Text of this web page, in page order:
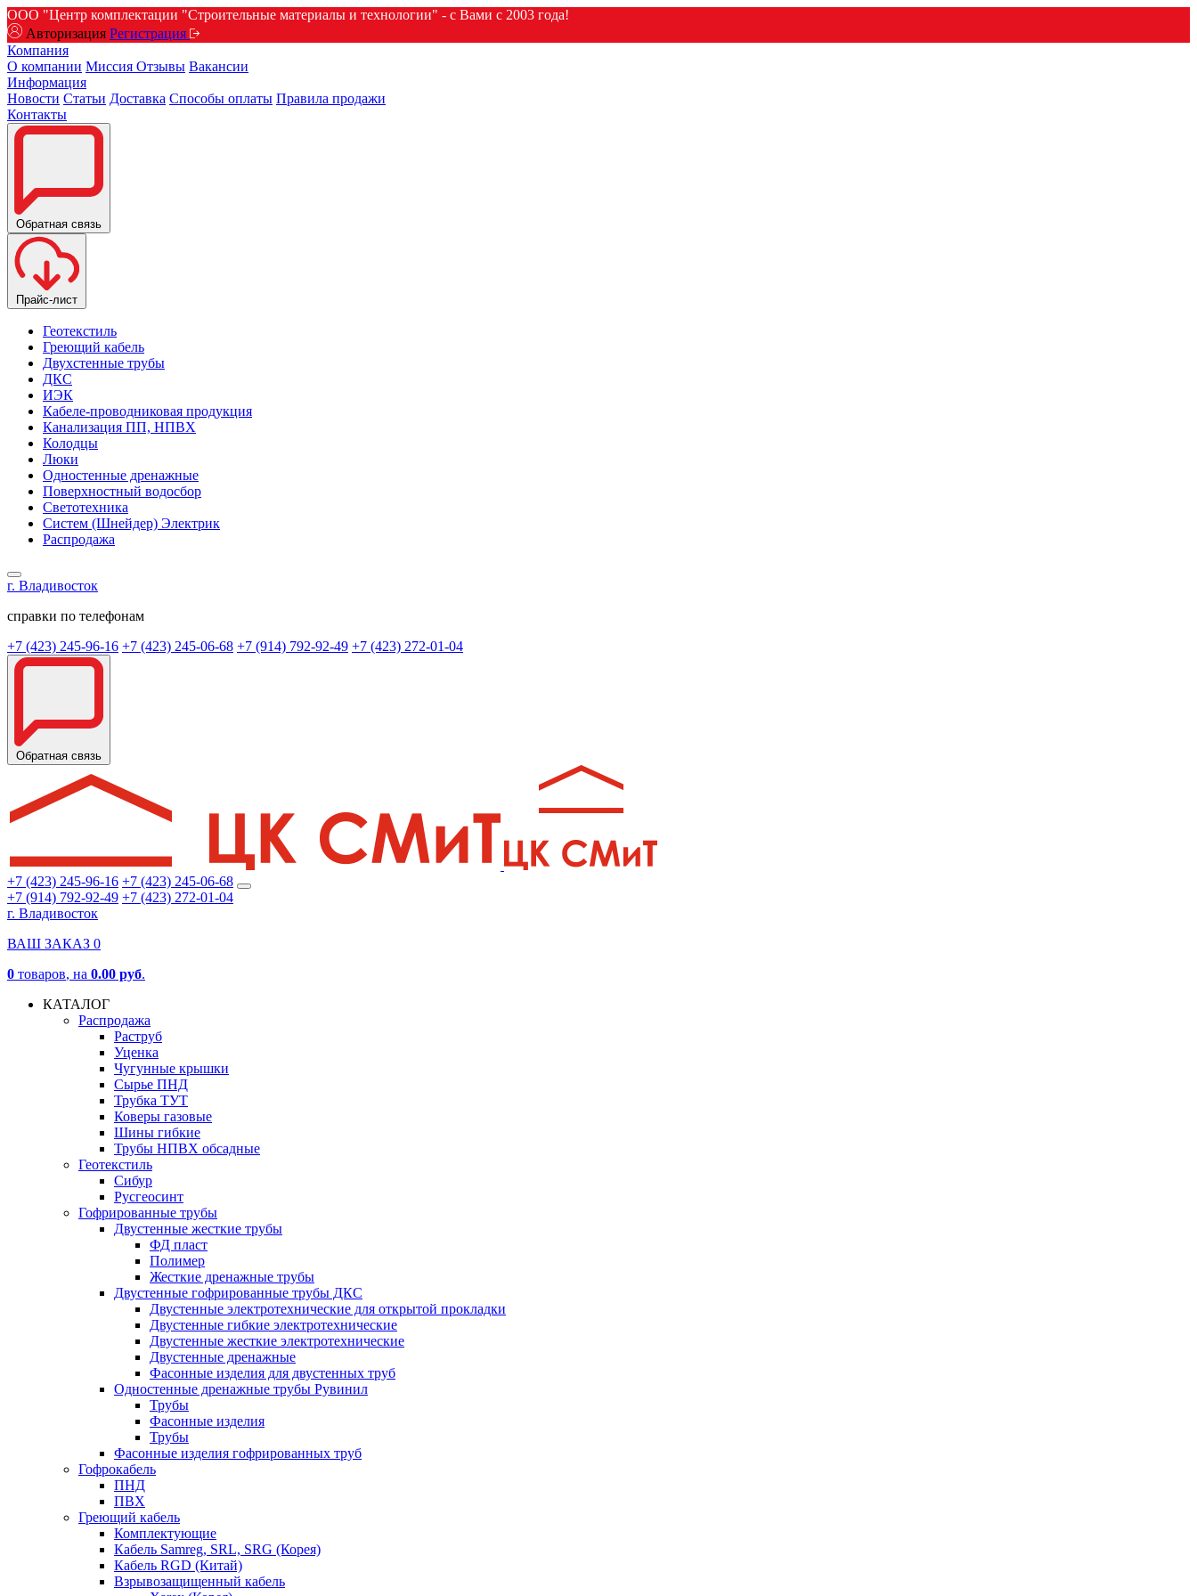
ООО "Центр комплектации "Строительные материалы и технологии" - с Вами с 2003 года!
Авторизация Регистрация
Компания
О компании Миссия Отзывы Вакансии
Информация
Новости Статьи Доставка Способы оплаты Правила продажи
Контакты
Обратная связь
Прайс-лист
Геотекстиль
Греющий кабель
Двухстенные трубы
ДКС
ИЭК
Кабеле-проводниковая продукция
Канализация ПП, НПВХ
Колодцы
Люки
Одностенные дренажные
Поверхностный водосбор
Светотехника
Систем (Шнейдер) Электрик
Распродажа
г. Владивосток
справки по телефонам
+7 (423) 245-96-16 +7 (423) 245-06-68 +7 (914) 792-92-49 +7 (423) 272-01-04
Обратная связь
+7 (423) 245-96-16 +7 (423) 245-06-68
+7 (914) 792-92-49 +7 (423) 272-01-04
г. Владивосток
ВАШ ЗАКАЗ 0
0 товаров, на 0.00 руб.
КАТАЛОГ
Распродажа
Раструб
Уценка
Чугунные крышки
Сырье ПНД
Трубка ТУТ
Коверы газовые
Шины гибкие
Трубы НПВХ обсадные
Геотекстиль
Сибур
Русгеосинт
Гофрированные трубы
Двустенные жесткие трубы
ФД пласт
Полимер
Жесткие дренажные трубы
Двустенные гофрированные трубы ДКС
Двустенные электротехнические для открытой прокладки
Двустенные гибкие электротехнические
Двустенные жесткие электротехнические
Двустенные дренажные
Фасонные изделия для двустенных труб
Одностенные дренажные трубы Рувинил
Трубы
Фасонные изделия
Трубы
Фасонные изделия гофрированных труб
Гофрокабель
ПНД
ПВХ
Греющий кабель
Комплектующие
Кабель Samreg, SRL, SRG (Корея)
Кабель RGD (Китай)
Взрывозащищенный кабель